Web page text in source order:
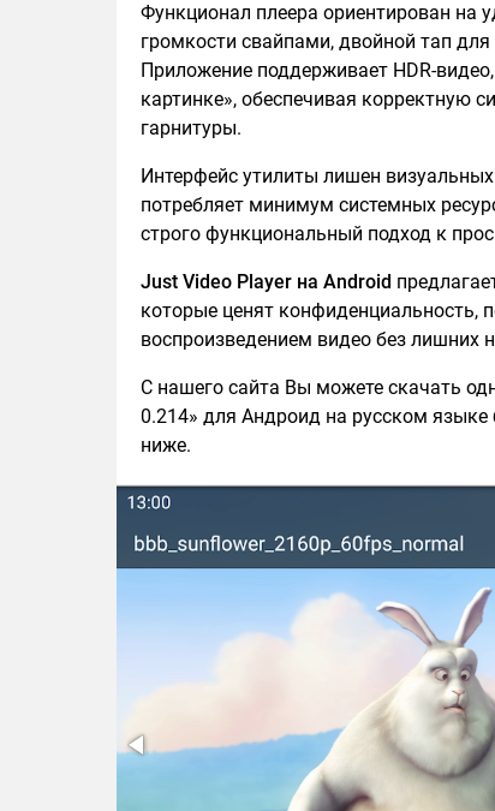
Функционал плеера ориентирован на
громкости свайпами, двойной тап
Приложение поддерживает HDR-
картинке», обеспечивая корректную
гарнитуры.
Интерфейс утилиты лишен
потребляет минимум системных
строго функциональный подход к
Just Video Player на Android
которые ценят
воспроизведением видео без лишних
С нашего сайта Вы можете скачать
0.214» для Андроид на русском языке
ниже.